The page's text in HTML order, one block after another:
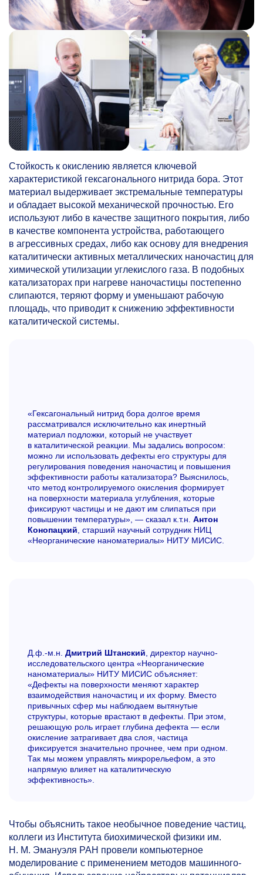
Стойкость к окислению является ключевой
характеристикой гексагонального нитрида бора. Этот
материал выдерживает экстремальные температуры
и обладает высокой механической прочностью. Его
используют либо в качестве защитного покрытия, либо
в качестве компонента устройства, работающего
в агрессивных средах, либо как основу для внедрения
каталитически активных металлических наночастиц для
химической утилизации углекислого газа. В подобных
катализаторах при нагреве наночастицы постепенно
слипаются, теряют форму и уменьшают рабочую
площадь, что приводит к снижению эффективности
каталитической системы.
«Гексагональный нитрид бора долгое время
рассматривался исключительно как инертный
материал подложки, который не участвует
в каталитической реакции. Мы задались вопросом:
можно ли использовать дефекты его структуры для
регулирования поведения наночастиц и повышения
эффективности работы катализатора? Выяснилось,
что метод контролируемого окисления формирует
на поверхности материала углубления, которые
фиксируют частицы и не дают им слипаться при
повышении температуры», — сказал к.т.н. Антон
Конопацкий, старший научный сотрудник НИЦ
«Неорганические наноматериалы» НИТУ МИСИС.
Д.ф.-м.н. Дмитрий Штанский, директор научно-
исследовательского центра «Неорганические
наноматериалы» НИТУ МИСИС объясняет:
«Дефекты на поверхности меняют характер
взаимодействия наночастиц и их форму. Вместо
привычных сфер мы наблюдаем вытянутые
структуры, которые врастают в дефекты. При этом,
решающую роль играет глубина дефекта — если
окисление затрагивает два слоя, частица
фиксируется значительно прочнее, чем при одном.
Так мы можем управлять микрорельефом, а это
напрямую влияет на каталитическую
эффективность».
Чтобы объяснить такое необычное поведение частиц,
коллеги из Института биохимической физики им.
Н. М. Эмануэля РАН провели компьютерное
моделирование с применением методов машинного-